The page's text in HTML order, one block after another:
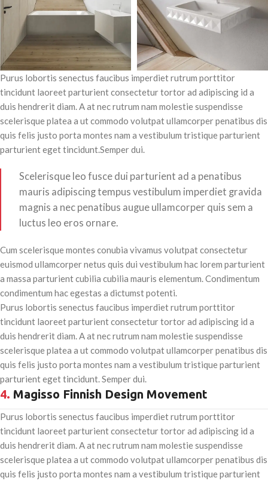
Purus lobortis senectus faucibus imperdiet rutrum porttitor
tincidunt laoreet parturient consectetur tortor ad adipiscing id a
duis hendrerit diam. A at nec rutrum nam molestie suspendisse
scelerisque platea a ut commodo volutpat ullamcorper penatibus dis
quis felis justo porta montes nam a vestibulum tristique parturient
parturient eget tincidunt.Semper dui.
Scelerisque leo fusce dui parturient ad a penatibus
mauris adipiscing tempus vestibulum imperdiet gravida
magnis a nec penatibus augue ullamcorper quis sem a
luctus leo eros ornare.
Cum scelerisque montes conubia vivamus volutpat consectetur
euismod ullamcorper netus quis dui vestibulum hac lorem parturient
a massa parturient cubilia cubilia mauris elementum. Condimentum
condimentum hac egestas a dictumst potenti.
Purus lobortis senectus faucibus imperdiet rutrum porttitor
tincidunt laoreet parturient consectetur tortor ad adipiscing id a
duis hendrerit diam. A at nec rutrum nam molestie suspendisse
scelerisque platea a ut commodo volutpat ullamcorper penatibus dis
quis felis justo porta montes nam a vestibulum tristique parturient
parturient eget tincidunt. Semper dui.
4. Magisso Finnish Design Movement
Purus lobortis senectus faucibus imperdiet rutrum porttitor
tincidunt laoreet parturient consectetur tortor ad adipiscing id a
duis hendrerit diam. A at nec rutrum nam molestie suspendisse
scelerisque platea a ut commodo volutpat ullamcorper penatibus dis
quis felis justo porta montes nam a vestibulum tristique parturient